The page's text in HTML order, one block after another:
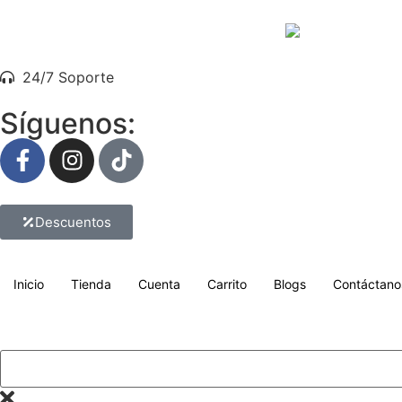
24/7 Soporte
Síguenos:
Descuentos
Inicio Tienda Cuenta Carrito Blogs